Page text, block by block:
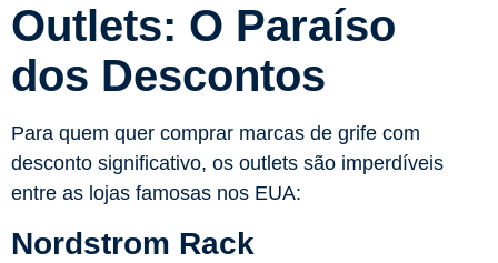
Outlets: O Paraíso
dos Descontos
Para quem quer comprar marcas de grife com
desconto significativo, os outlets são imperdíveis
entre as lojas famosas nos EUA:
Nordstrom Rack